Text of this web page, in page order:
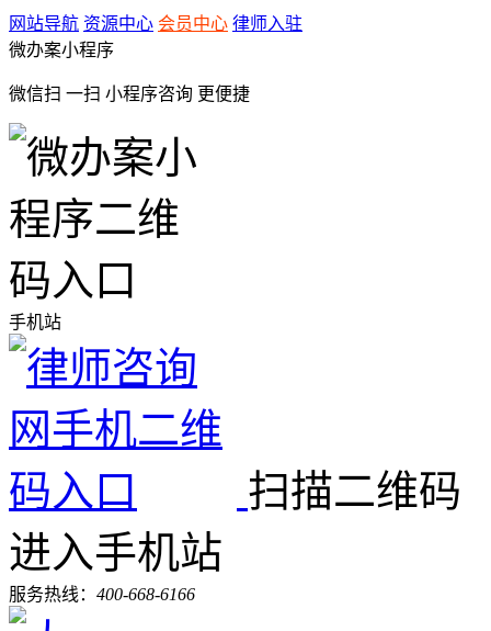
网站导航 资源中心 会员中心 律师入驻
微办案小程序
微信扫 一扫 小程序咨询 更便捷
手机站
扫描二维码
进入手机站
服务热线： 400-668-6166